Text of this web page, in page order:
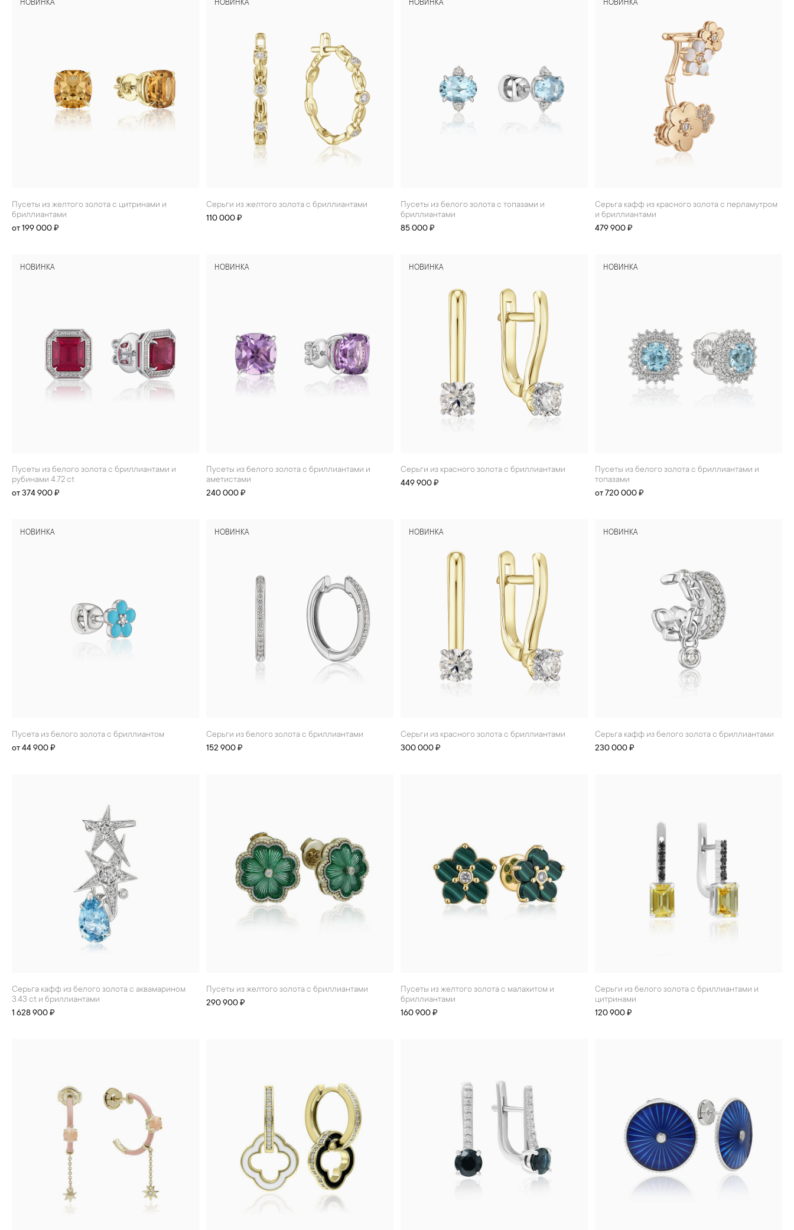
БРАСЛЕТЫ
ИНТЕРЬЕР
НОВИНКА
Пусеты из желтого золота с цитринами и
бриллиантами
от 199 000 ₽
НОВИНКА
Серьги из желтого золота с бриллиантами
110 000 ₽
НОВИНКА
Пусеты из белого золота с топазами и
бриллиантами
85 000 ₽
НОВИНКА
Серьга кафф из красного золота с перламутром
и бриллиантами
479 900 ₽
НОВИНКА
Пусеты из белого золота с бриллиантами и
рубинами 4.72 ct
от 374 900 ₽
НОВИНКА
Пусеты из белого золота с бриллиантами и
аметистами
240 000 ₽
НОВИНКА
Серьги из красного золота с бриллиантами
449 900 ₽
НОВИНКА
Пусеты из белого золота с бриллиантами и
топазами
от 720 000 ₽
НОВИНКА
Пусета из белого золота с бриллиантом
от 44 900 ₽
НОВИНКА
Серьги из белого золота с бриллиантами
152 900 ₽
НОВИНКА
Серьги из красного золота с бриллиантами
300 000 ₽
НОВИНКА
Серьга кафф из белого золота с бриллиантами
230 000 ₽
Серьга кафф из белого золота с аквамарином
3.43 ct и бриллиантами
1 628 900 ₽
Пусеты из желтого золота с бриллиантами
290 900 ₽
Пусеты из желтого золота с малахитом и
бриллиантами
160 900 ₽
Серьги из белого золота с бриллиантами и
цитринами
120 900 ₽